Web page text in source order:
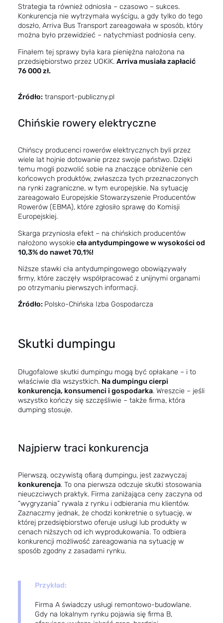
Strategia ta również odniosła – czasowo – sukces.
Konkurencja nie wytrzymała wyścigu, a gdy tylko do tego
doszło, Arriva Bus Transport zareagowała w sposób, który
można było przewidzieć – natychmiast podniosła ceny.
Finałem tej sprawy była kara pieniężna nałożona na
przedsiębiorstwo przez UOKiK. Arriva musiała zapłacić
76 000 zł.
Źródło: transport-publiczny.pl
Chińskie rowery elektryczne
Chińscy producenci rowerów elektrycznych byli przez
wiele lat hojnie dotowanie przez swoje państwo. Dzięki
temu mogli pozwolić sobie na znaczące obniżenie cen
końcowych produktów, zwłaszcza tych przeznaczonych
na rynki zagraniczne, w tym europejskie. Na sytuację
zareagowało Europejskie Stowarzyszenie Producentów
Rowerów (EBMA), które zgłosiło sprawę do Komisji
Europejskiej.
Skarga przyniosła efekt – na chińskich producentów
nałożono wysokie cła antydumpingowe w wysokości od
10,3% do nawet 70,1%!
Niższe stawki cła antydumpingowego obowiązywały
firmy, które zaczęły współpracować z unijnymi organami
po otrzymaniu pierwszych informacji.
Źródło: Polsko-Chińska Izba Gospodarcza
Skutki dumpingu
Długofalowe skutki dumpingu mogą być opłakane – i to
właściwie dla wszystkich. Na dumpingu cierpi
konkurencja, konsumenci i gospodarka. Wreszcie – jeśli
wszystko kończy się szczęśliwie – także firma, która
dumping stosuje.
Najpierw traci konkurencja
Pierwszą, oczywistą ofiarą dumpingu, jest zazwyczaj
konkurencja. To ona pierwsza odczuje skutki stosowania
nieuczciwych praktyk. Firma zaniżająca ceny zaczyna od
“wygryzania” rywala z rynku i odbierania mu klientów.
Zaznaczmy jednak, że chodzi konkretnie o sytuację, w
której przedsiębiorstwo oferuje usługi lub produkty w
cenach niższych od ich wyprodukowania. To odbiera
konkurencji możliwość zareagowania na sytuację w
sposób zgodny z zasadami rynku.
Przykład:
Firma A świadczy usługi remontowo-budowlane.
Gdy na lokalnym rynku pojawia się firma B,